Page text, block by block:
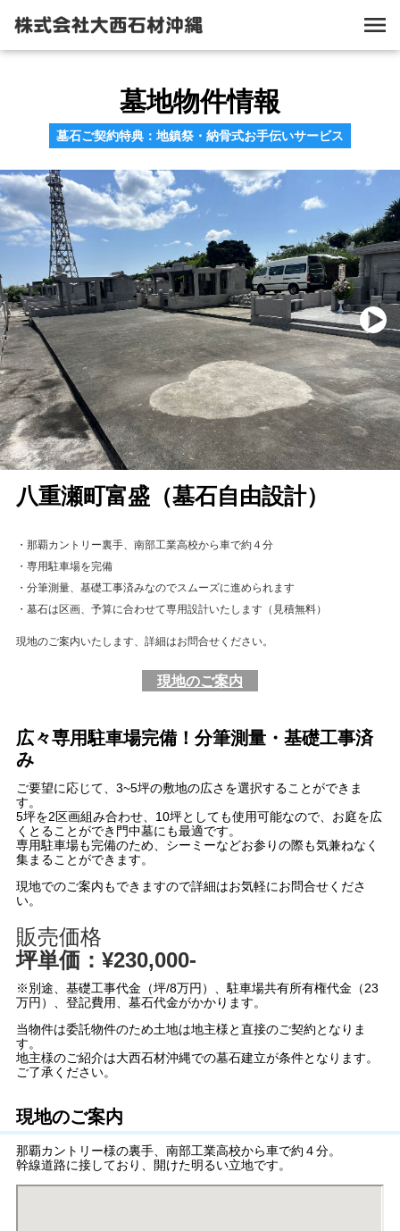
墓地物件情報
墓石ご契約特典：地鎮祭・納骨式お手伝いサービス
八重瀬町富盛（墓石自由設計）
・那覇カントリー裏手、南部工業高校から車で約４分
・専用駐車場を完備
・分筆測量、基礎工事済みなのでスムーズに進められます
・墓石は区画、予算に合わせて専用設計いたします（見積無料）
現地のご案内いたします、詳細はお問合せください。
現地のご案内
広々専用駐車場完備！分筆測量・基礎工事済
み
ご要望に応じて、3~5坪の敷地の広さを選択することができま
す。
5坪を2区画組み合わせ、10坪としても使用可能なので、お庭を広
くとることができ門中墓にも最適です。
専用駐車場も完備のため、シーミーなどお参りの際も気兼ねなく
集まることができます。
現地でのご案内もできますので詳細はお気軽にお問合せくださ
い。
販売価格
坪単価：¥230,000-
※別途、基礎工事代金（坪/8万円）、駐車場共有所有権代金（23
万円）、登記費用、墓石代金がかかります。
当物件は委託物件のため土地は地主様と直接のご契約となりま
す。
地主様のご紹介は大西石材沖縄での墓石建立が条件となります。
ご了承ください。
現地のご案内
那覇カントリー様の裏手、南部工業高校から車で約４分。
幹線道路に接しており、開けた明るい立地です。